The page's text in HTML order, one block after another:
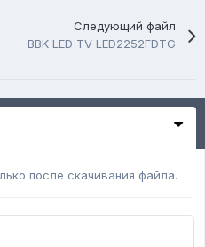
Следующий файл
BBK LED TV LED2252FDTG
после скачивания файла.